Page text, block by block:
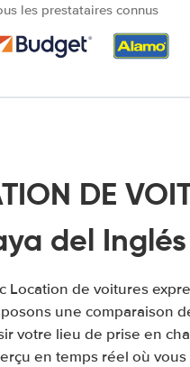
les prestataires connus
DE
del Inglés
de voitures
une comparaison
votre lieu de prise en
en temps réel où